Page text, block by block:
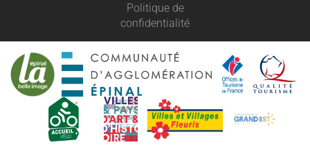
Politique de
confidentialité